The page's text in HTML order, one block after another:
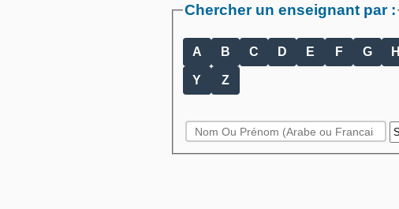
Chercher un enseignant par :
A B C D E F G H
Y Z